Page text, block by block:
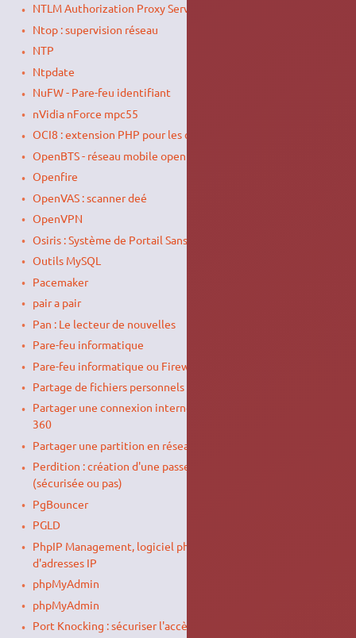
NTLM Authorization Proxy Server
Ntop : supervision réseau
NTP
Ntpdate
NuFW - Pare-feu identifiant
nVidia nForce mpc55
OCI8 : extension PHP pour les connexions avec Oracle
OpenBTS - réseau mobile open source
Openfire
OpenVAS : scanner deé
OpenVPN
Osiris : Système de Portail Sans Serveur
Outils MySQL
Pacemaker
pair a pair
Pan : Le lecteur de nouvelles
Pare-feu informatique
Pare-feu informatique ou Firewall
Partage de fichiers personnels
Partager une connexion internet entre un PC et une Xbox
360
Partager une partition en réseau
Perdition : création d'une passerelle pour l'IMAP et le POP3
(sécurisée ou pas)
PgBouncer
PGLD
PhpIP Management, logiciel php de gestion d'un parc
d'adresses IP
phpMyAdmin
phpMyAdmin
Port Knocking : sécuriser l'accès à un port